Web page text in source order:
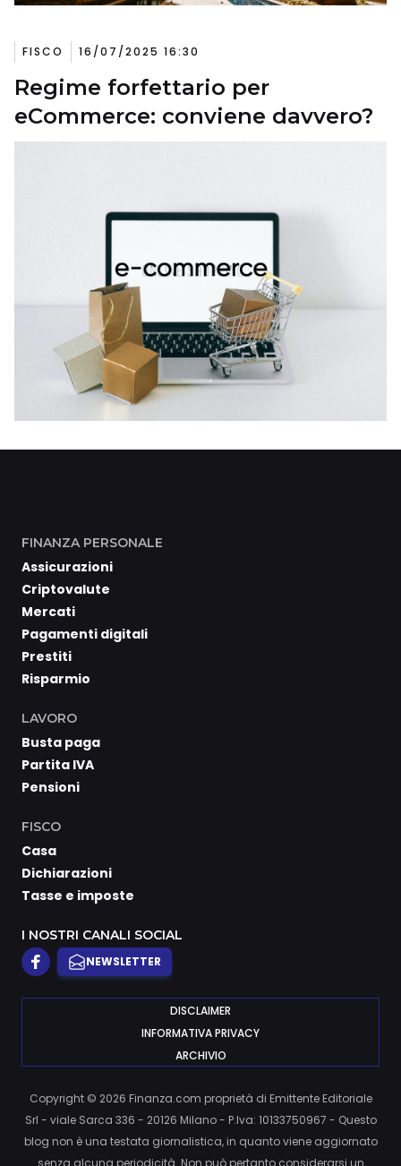
FISCO 16/07/2025 16:30
Regime forfettario per
eCommerce: conviene davvero?
FINANZA PERSONALE
Assicurazioni
Criptovalute
Mercati
Pagamenti digitali
Prestiti
Risparmio
LAVORO
Busta paga
Partita IVA
Pensioni
FISCO
Casa
Dichiarazioni
Tasse e imposte
I NOSTRI CANALI SOCIAL
NEWSLETTER
DISCLAIMER
INFORMATIVA PRIVACY
ARCHIVIO
Copyright © 2026 Finanza.com proprietà di Emittente Editoriale
Srl - viale Sarca 336 - 20126 Milano - P.Iva: 10133750967 - Questo
blog non è una testata giornalistica, in quanto viene aggiornato
senza alcuna periodicità. Non può pertanto considerarsi un